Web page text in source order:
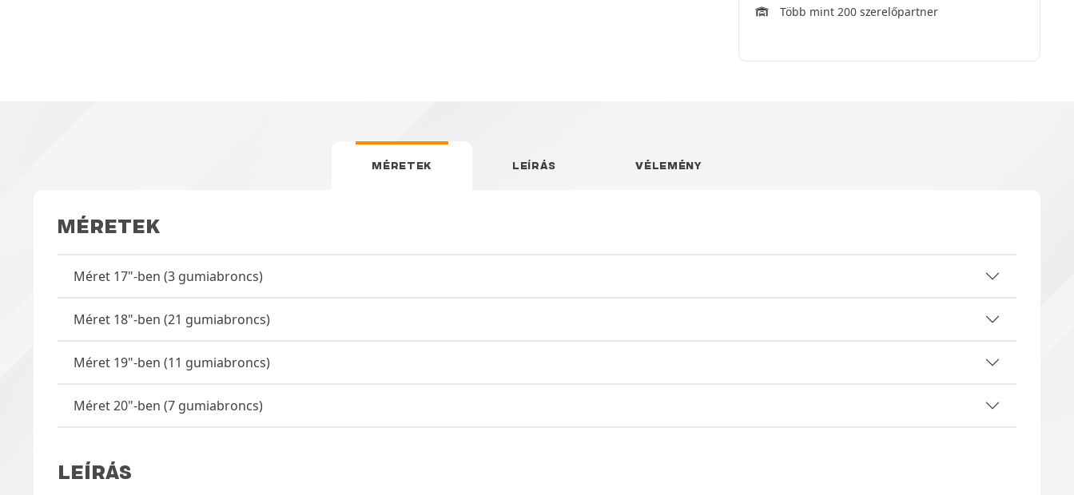
Több mint 200 szerelőpartner
MÉRETEK LEÍRÁS VÉLEMÉNY
MÉRETEK
Méret 17"-ben (3 gumiabroncs)
Méret 18"-ben (21 gumiabroncs)
Méret 19"-ben (11 gumiabroncs)
Méret 20"-ben (7 gumiabroncs)
LEÍRÁS